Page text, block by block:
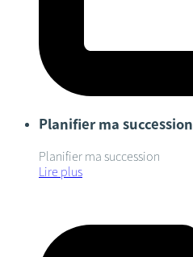
Planifier ma succession
Planifier ma succession
Lire plus